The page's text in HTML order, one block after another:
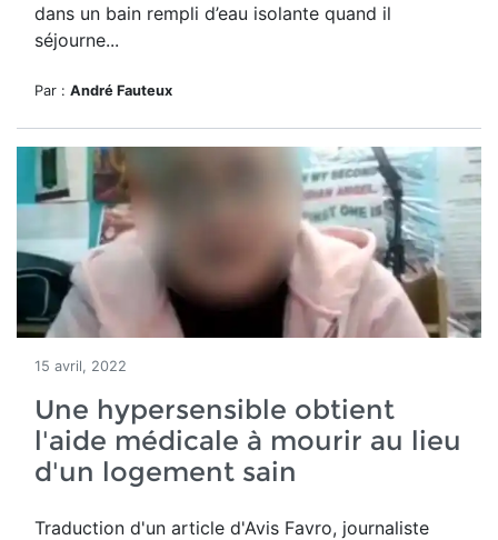
dans un bain rempli d’eau isolante quand il
séjourne...
Par : André Fauteux
15 avril, 2022
Une hypersensible obtient
l'aide médicale à mourir au lieu
d'un logement sain
Traduction d'un article d'Avis Favro, journaliste